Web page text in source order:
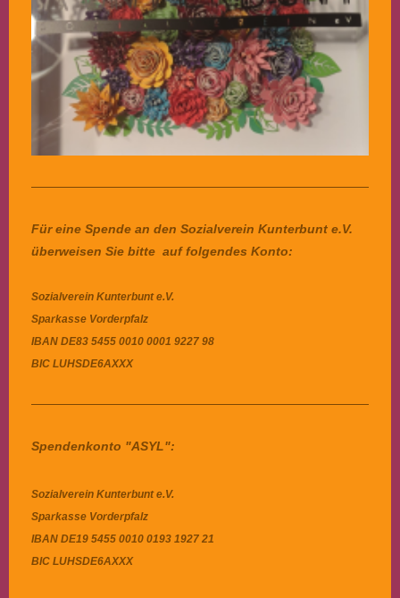
Für eine Spende an den Sozialverein Kunterbunt e.V.
überweisen Sie bitte auf folgendes Konto:
Sozialverein Kunterbunt e.V.
Sparkasse Vorderpfalz
IBAN DE83 5455 0010 0001 9227 98
BIC LUHSDE6AXXX
Spendenkonto "ASYL":
Sozialverein Kunterbunt e.V.
Sparkasse Vorderpfalz
IBAN DE19 5455 0010 0193 1927 21
BIC LUHSDE6AXXX